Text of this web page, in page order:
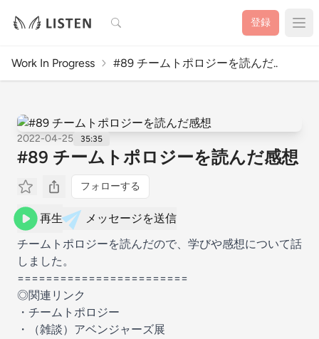
検索 登録
Work In Progress #89 チームトポロジーを読んだ..
2022-04-25 35:35
#89 チームトポロジーを読んだ感想
フォローする
再生
メッセージを送信
チームトポロジーを読んだので、学びや感想について話
しました。
========================
◎関連リンク
・ チームトポロジー
・（雑談） アベンジャーズ展